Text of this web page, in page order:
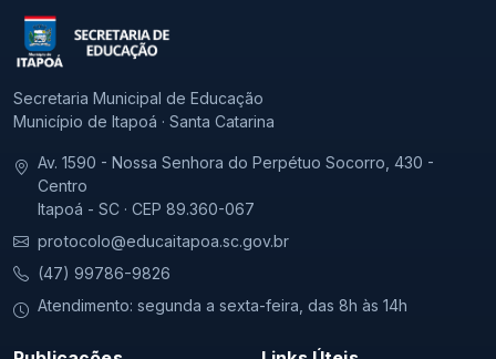
Secretaria Municipal de Educação
Município de Itapoá · Santa Catarina
Av. 1590 - Nossa Senhora do Perpétuo Socorro, 430 -
Centro
Itapoá - SC · CEP 89.360-067
protocolo@educaitapoa.sc.gov.br
(47) 99786-9826
Atendimento: segunda a sexta-feira, das 8h às 14h